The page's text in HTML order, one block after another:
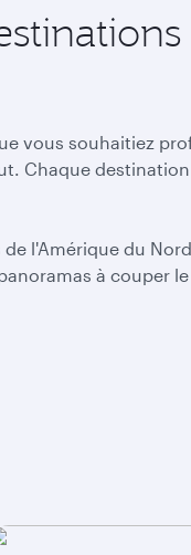
vous souhaitiez
Chaque
l'Amérique du
à couper